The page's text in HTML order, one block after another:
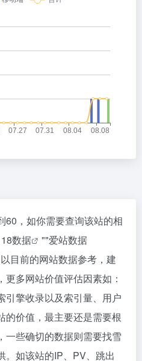
60，如你需要查询该站的相
数据 ""爱站数据
目前的网站数据参考，建
多网站价值评估因素如：
引擎收录以及索引量、用户
的价值，最主要还是需要根
一些确切的数据则需要找雪
。如该站的IP、PV、跳出